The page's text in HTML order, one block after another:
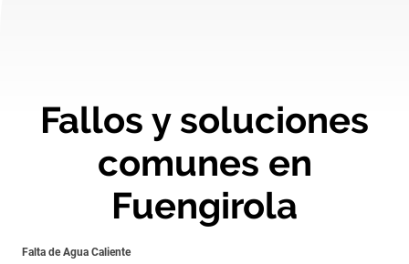
Fallos y soluciones
comunes en
Fuengirola
Falta de Agua Caliente